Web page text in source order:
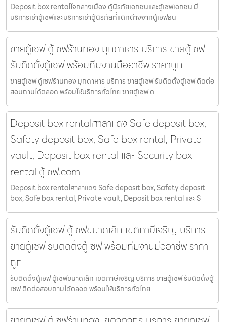
Deposit box rentalใจกลางเมือง ตู้นิรภัยเอกชนและตู้เซฟเอกชน มี
บริการเช่าตู้เซฟและบริการเช่าตู้นิรภัยที่แตกต่างจากตู้เซฟธน
ขายตู้เซฟ ตู้เซฟร้านทอง มุกดาหาร บริการ ขายตู้เซฟ
รับติดตั้งตู้เซฟ พร้อมทีมงานมืออาชีพ ราคาถูก
ขายตู้เซฟ ตู้เซฟร้านทอง มุกดาหาร บริการ ขายตู้เซฟ รับติดตั้งตู้เซฟ ติดต่อ
สอบถามได้ตลอด พร้อมให้บริการทั่วไทย ขายตู้เซฟ ต
Deposit box rentalศาลาแดง Safe deposit box,
Safety deposit box, Safe box rental, Private
vault, Deposit box rental และ Security box
rental ตู้เซฟ.com
Deposit box rentalศาลาแดง Safe deposit box, Safety deposit
box, Safe box rental, Private vault, Deposit box rental และ S
รับติดตั้งตู้เซฟ ตู้เซฟขนาดเล็ก เขตภาษีเจริญ บริการ
ขายตู้เซฟ รับติดตั้งตู้เซฟ พร้อมทีมงานมืออาชีพ ราคา
ถูก
รับติดตั้งตู้เซฟ ตู้เซฟขนาดเล็ก เขตภาษีเจริญ บริการ ขายตู้เซฟ รับติดตั้งตู้
เซฟ ติดต่อสอบถามได้ตลอด พร้อมให้บริการทั่วไทย